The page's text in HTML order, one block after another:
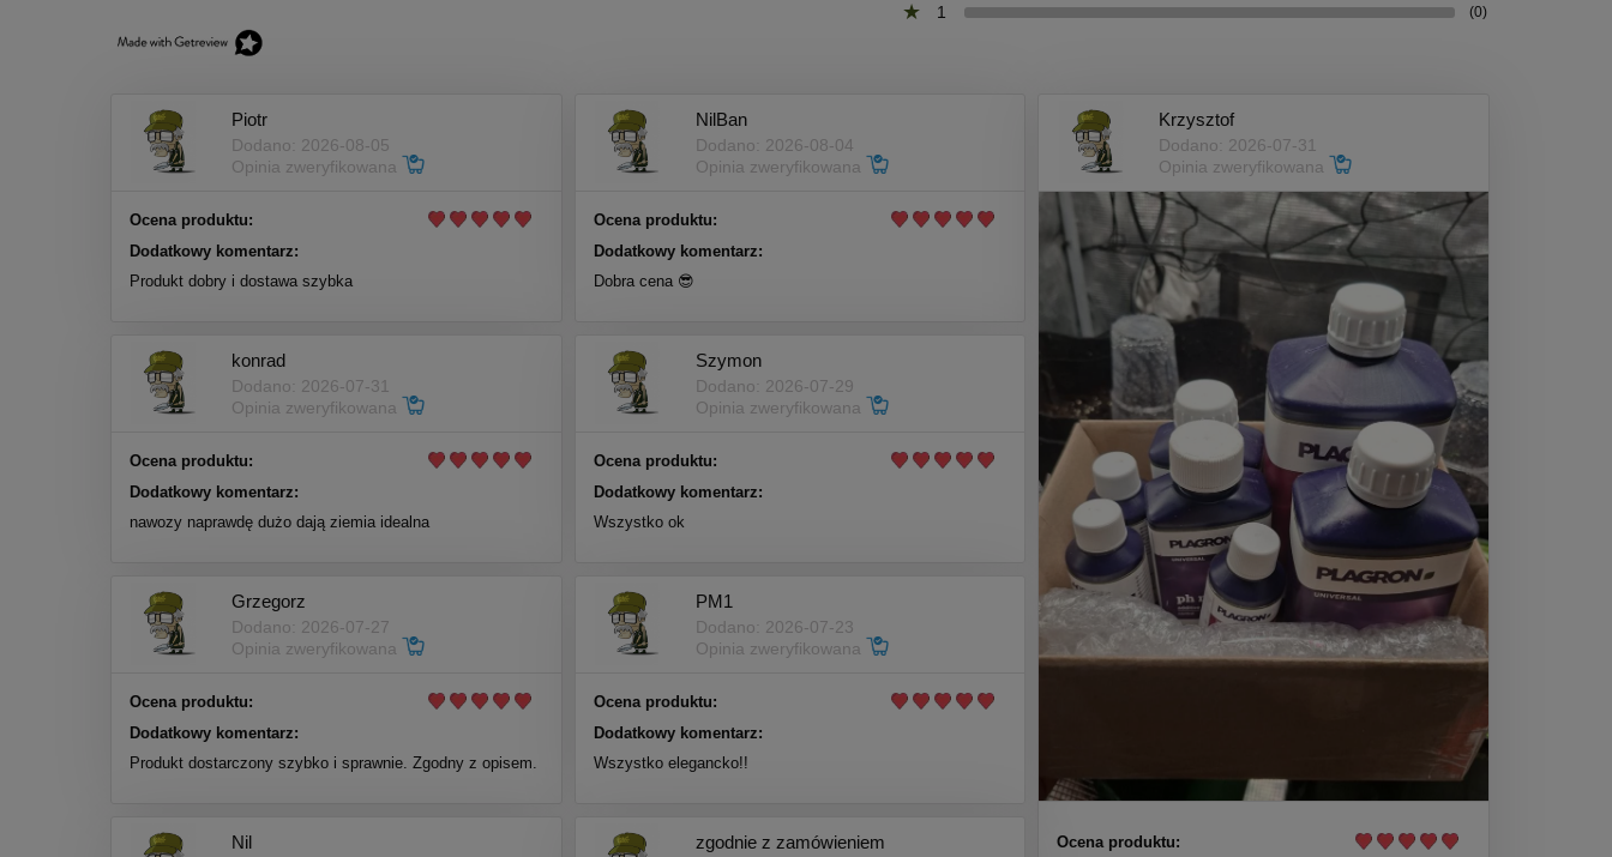
1 (0)
Piotr
Dodano: 2026-08-05
Opinia zweryfikowana
Ocena produktu:
Dodatkowy komentarz:
Produkt dobry i dostawa szybka
NilBan
Dodano: 2026-08-04
Opinia zweryfikowana
Ocena produktu:
Dodatkowy komentarz:
Dobra cena 😎
Krzysztof
Dodano: 2026-07-31
Opinia zweryfikowana
Ocena produktu:
konrad
Dodano: 2026-07-31
Opinia zweryfikowana
Ocena produktu:
Dodatkowy komentarz:
nawozy naprawdę dużo dają ziemia idealna
Szymon
Dodano: 2026-07-29
Opinia zweryfikowana
Ocena produktu:
Dodatkowy komentarz:
Wszystko ok
Grzegorz
Dodano: 2026-07-27
Opinia zweryfikowana
Ocena produktu:
Dodatkowy komentarz:
Produkt dostarczony szybko i sprawnie. Zgodny z opisem.
PM1
Dodano: 2026-07-23
Opinia zweryfikowana
Ocena produktu:
Dodatkowy komentarz:
Wszystko elegancko!!
Nil zgodnie z zamówieniem